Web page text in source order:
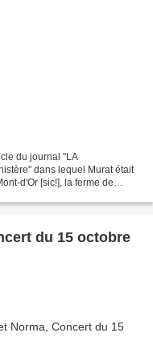
du journal "LA
dans lequel Murat était
d'Or [sic!], la ferme de
du 15 octobre